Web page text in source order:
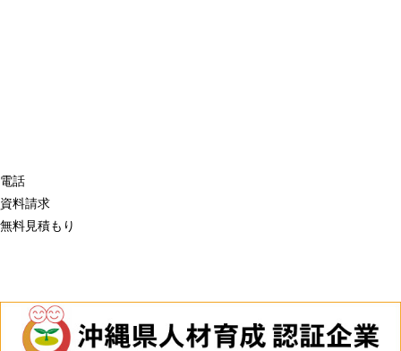
電話
資料請求
無料見積もり